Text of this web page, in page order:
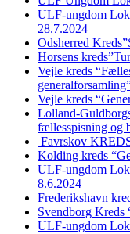
ULF-ungdom
28.7.2024
Odsherred
Horsens
Vejle kreds
Vejle kreds
Lolland-
fællesspisning og
Favrskov
Kolding kreds
ULF-ungdom
8.6.2024
Frederikshavn
Svendborg Kreds
ULF-ungdom